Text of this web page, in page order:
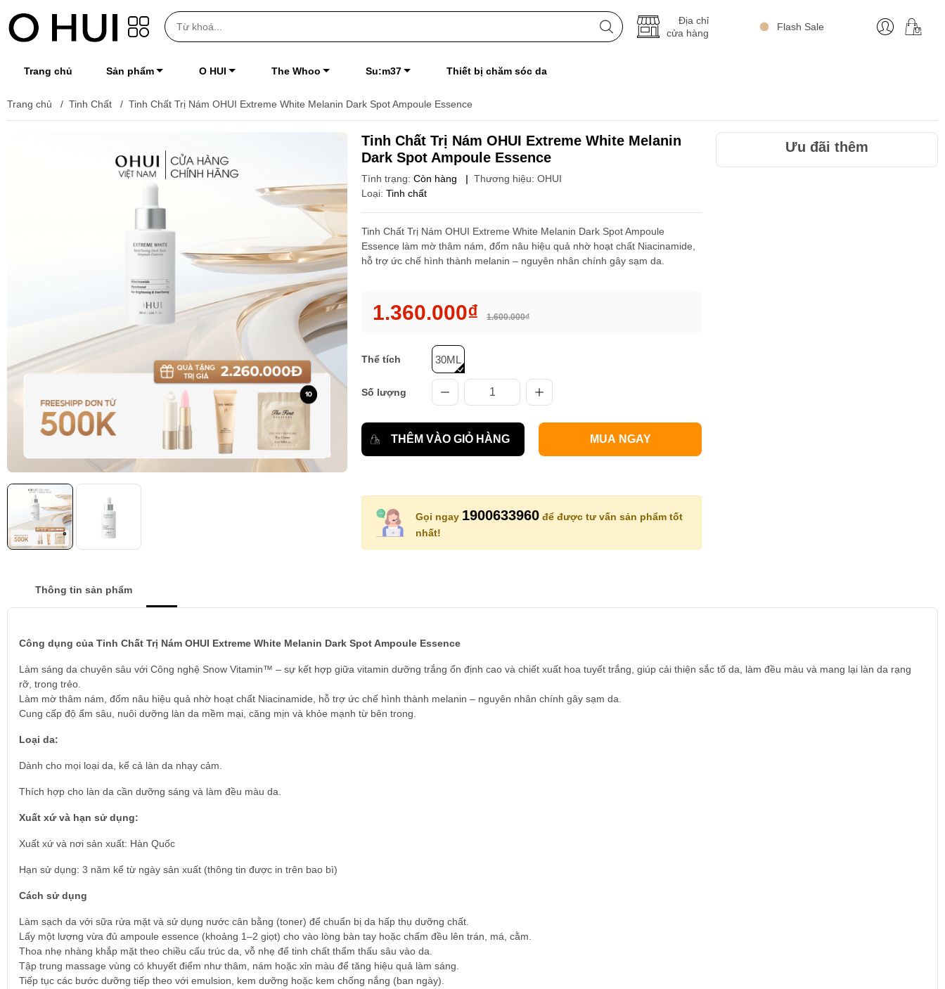
Địa chỉ
cửa hàng
Flash Sale
Trang chủ Sản phẩm O HUI The Whoo Su:m37 Thiết bị chăm sóc da
Trang chủ / Tinh Chất / Tinh Chất Trị Nám OHUI Extreme White Melanin Dark Spot Ampoule Essence
Tinh Chất Trị Nám OHUI Extreme White Melanin
Dark Spot Ampoule Essence
Tình trạng: Còn hàng | Thương hiệu: OHUI
Loại: Tinh chất
Tinh Chất Trị Nám OHUI Extreme White Melanin Dark Spot Ampoule
Essence làm mờ thâm nám, đốm nâu hiệu quả nhờ hoạt chất Niacinamide,
hỗ trợ ức chế hình thành melanin – nguyên nhân chính gây sạm da.
1.360.000₫ 1.600.000₫
Thể tích 30ML
Số lượng
THÊM VÀO GIỎ HÀNG MUA NGAY
Gọi ngay 1900633960 để được tư vấn sản phẩm tốt
nhất!
Ưu đãi thêm
Thông tin sản phẩm
Công dụng của Tinh Chất Trị Nám OHUI Extreme White Melanin Dark Spot Ampoule Essence
Làm sáng da chuyên sâu với Công nghệ Snow Vitamin™ – sự kết hợp giữa vitamin dưỡng trắng ổn định cao và chiết xuất hoa tuyết trắng, giúp cải thiện sắc tố da, làm đều màu và mang lại làn da rạng
rỡ, trong trẻo.
Làm mờ thâm nám, đốm nâu hiệu quả nhờ hoạt chất Niacinamide, hỗ trợ ức chế hình thành melanin – nguyên nhân chính gây sạm da.
Cung cấp độ ẩm sâu, nuôi dưỡng làn da mềm mại, căng mịn và khỏe mạnh từ bên trong.
Loại da:
Dành cho mọi loại da, kể cả làn da nhạy cảm.
Thích hợp cho làn da cần dưỡng sáng và làm đều màu da.
Xuất xứ và hạn sử dụng:
Xuất xứ và nơi sản xuất: Hàn Quốc
Hạn sử dụng: 3 năm kể từ ngày sản xuất (thông tin được in trên bao bì)
Cách sử dụng
Làm sạch da với sữa rửa mặt và sử dụng nước cân bằng (toner) để chuẩn bị da hấp thụ dưỡng chất.
Lấy một lượng vừa đủ ampoule essence (khoảng 1–2 giọt) cho vào lòng bàn tay hoặc chấm đều lên trán, má, cằm.
Thoa nhẹ nhàng khắp mặt theo chiều cấu trúc da, vỗ nhẹ để tinh chất thẩm thấu sâu vào da.
Tập trung massage vùng có khuyết điểm như thâm, nám hoặc xỉn màu để tăng hiệu quả làm sáng.
Tiếp tục các bước dưỡng tiếp theo với emulsion, kem dưỡng hoặc kem chống nắng (ban ngày).